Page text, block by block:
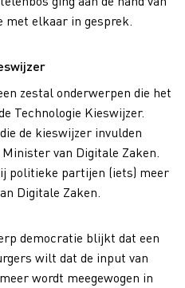
met elkaar in gesprek.
zestal onderwerpen die het
Technologie Kieswijzer.
de kieswijzer invulden
van Digitale Zaken.
politieke partijen (iets) meer
Digitale Zaken.
democratie blijkt dat een
wilt dat de input van
wordt meegewogen in